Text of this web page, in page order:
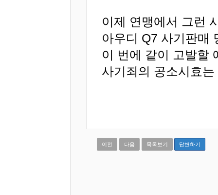
이제 연맹에서 그런
아우디 Q7 사기판매
이 번에 같이 고발할
사기죄의 공소시효
이전 다음 목록보기 답변하기